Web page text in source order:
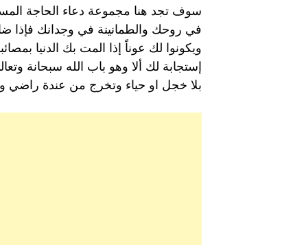
سوف تجد هنا مجموعة دعاء الحاجة
في روحك والطمانينة في وجدانك فإذا
ويكونوا لك عوناً إذا المت بك الدنيا
إستجابة لك ألا وهو باب الله سبحانة
بلا خجل او حياء وتخرج من عندة راضي